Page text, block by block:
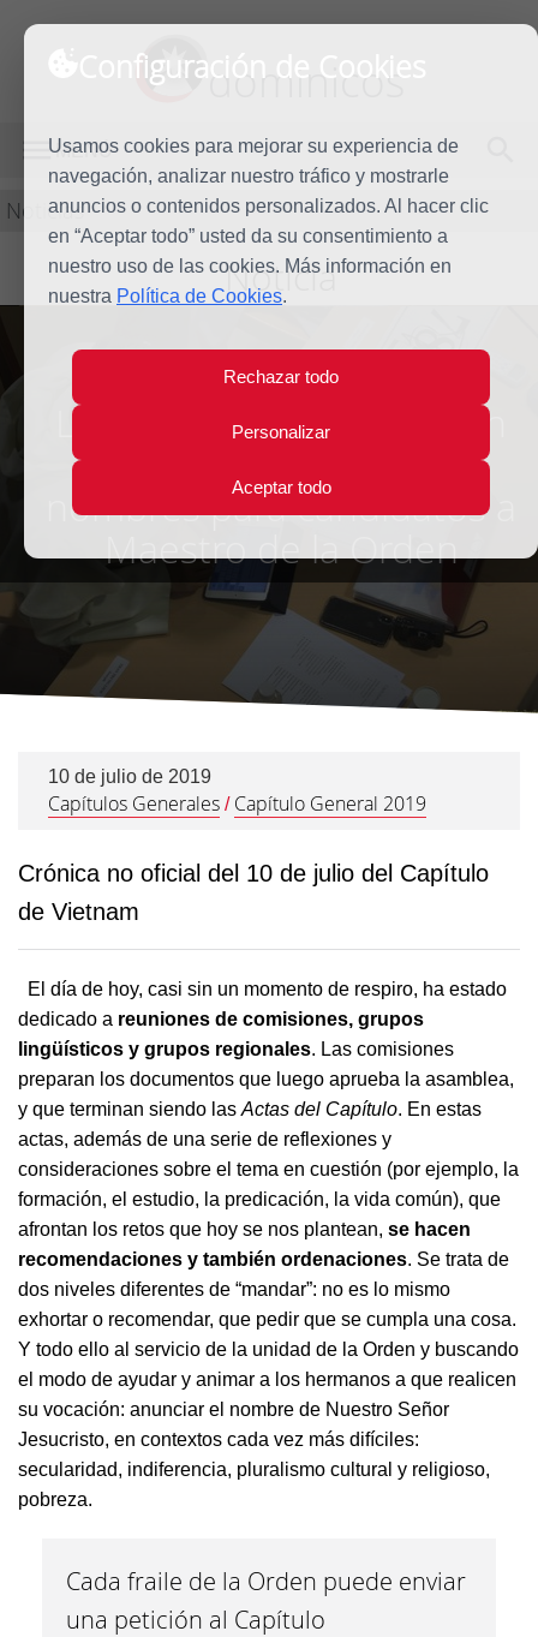
Configuración de Cookies
Usamos cookies para mejorar su experiencia de
navegación, analizar nuestro tráfico y mostrarle
anuncios o contenidos personalizados. Al hacer clic
en “Aceptar todo” usted da su consentimiento a
nuestro uso de las cookies. Más información en
nuestra Política de Cookies.
Rechazar todo
Personalizar
Aceptar todo
dominicos
MENÚ
Noticias
Noticia
Los grupos de trabajo han
nombres para candidatos a
Maestro de la Orden
10 de julio de 2019
Capítulos Generales / Capítulo General 2019
Crónica no oficial del 10 de julio del Capítulo
de Vietnam
El día de hoy, casi sin un momento de respiro, ha estado
dedicado a reuniones de comisiones, grupos
lingüísticos y grupos regionales. Las comisiones
preparan los documentos que luego aprueba la asamblea,
y que terminan siendo las Actas del Capítulo. En estas
actas, además de una serie de reflexiones y
consideraciones sobre el tema en cuestión (por ejemplo, la
formación, el estudio, la predicación, la vida común), que
afrontan los retos que hoy se nos plantean, se hacen
recomendaciones y también ordenaciones. Se trata de
dos niveles diferentes de “mandar”: no es lo mismo
exhortar o recomendar, que pedir que se cumpla una cosa.
Y todo ello al servicio de la unidad de la Orden y buscando
el modo de ayudar y animar a los hermanos a que realicen
su vocación: anunciar el nombre de Nuestro Señor
Jesucristo, en contextos cada vez más difíciles:
secularidad, indiferencia, pluralismo cultural y religioso,
pobreza.
Cada fraile de la Orden puede enviar
una petición al Capítulo